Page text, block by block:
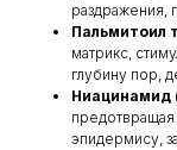
раздражения,
Пальмитоил
матрикс,
глубину пор,
Ниацинамид
предотвращая
эпидермису,